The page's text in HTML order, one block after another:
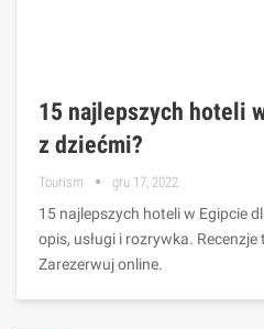
15 najlepszych hoteli
z dziećmi?
Tourism gru 17, 2022
15 najlepszych hoteli w Egipcie
opis, usługi i rozrywka.
Zarezerwuj online.